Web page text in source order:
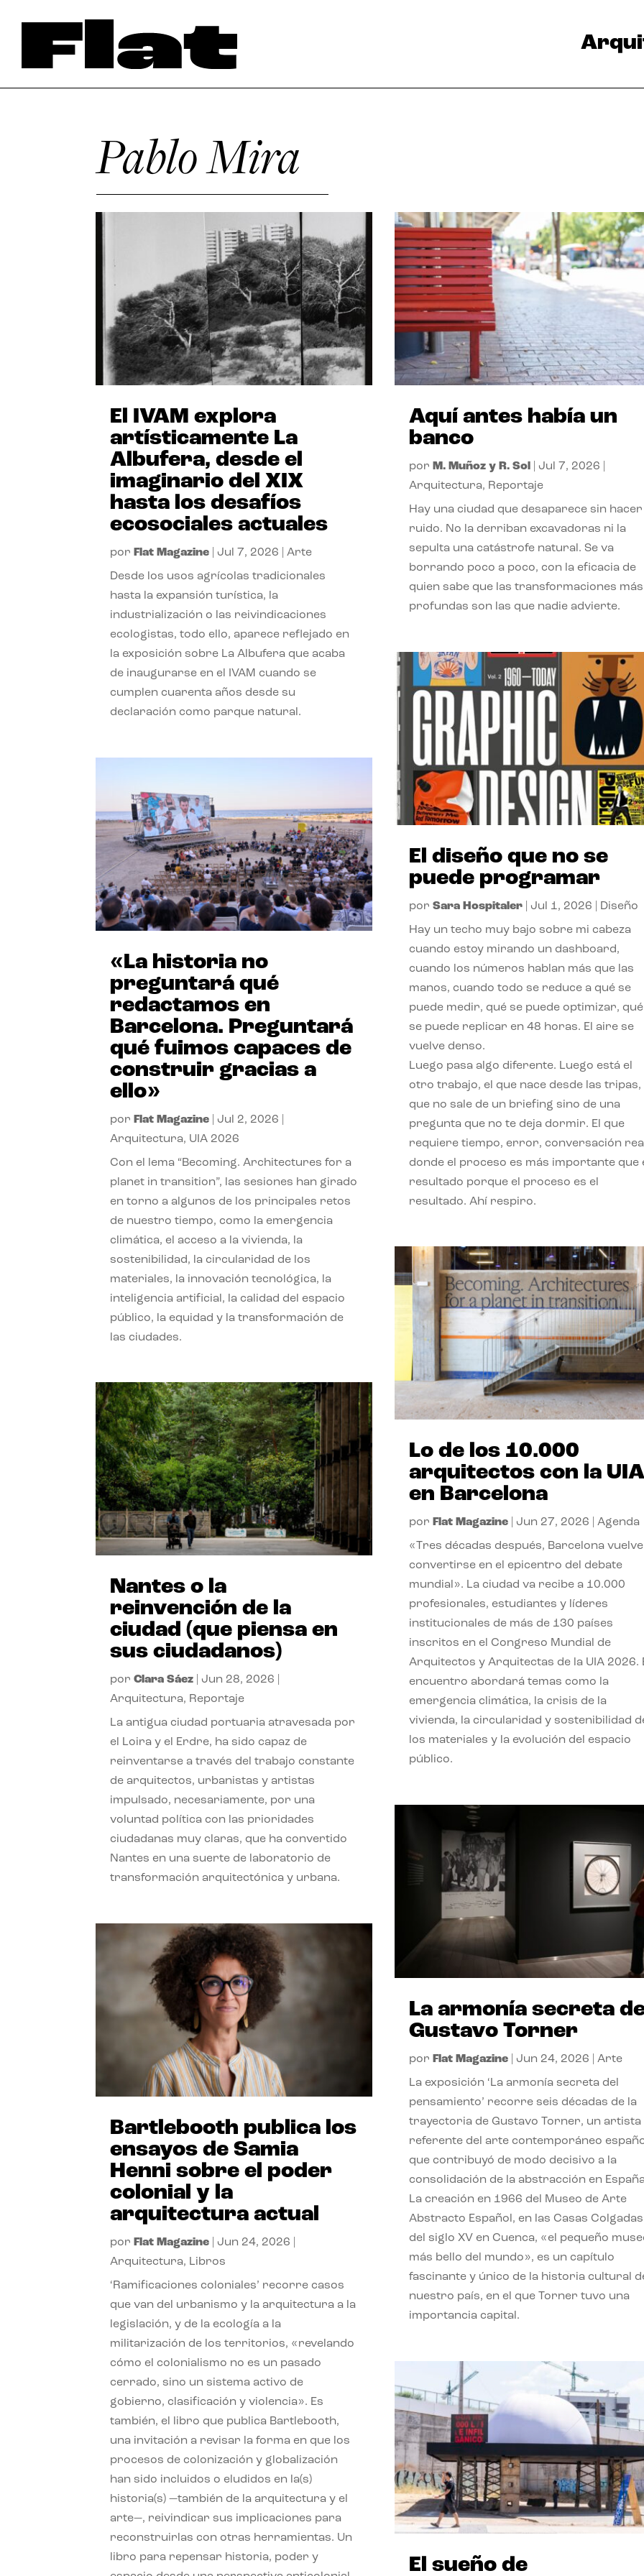
Pablo Mira
El IVAM explora
artísticamente La
Albufera, desde el
imaginario del XIX
hasta los desafíos
ecosociales actuales
por Flat Magazine Jul 7, 2026 |Arte
Desde los usos agrícolas tradicionales
hasta la expansión turística, la
industrialización o las reivindicaciones
ecologistas, todo ello, aparece reflejado en
la exposición sobre La Albufera que acaba
de inaugurarse en el IVAM cuando se
cumplen cuarenta años desde su
declaración como parque natural.
«La historia no
preguntará qué
redactamos en
Barcelona. Preguntará
qué fuimos capaces de
construir gracias a
ello»
por Flat Magazine Jul 2, 2026
Arquitectura, UIA 2026
Con el lema “Becoming. Architectures for a
planet in transition”, las sesiones han girado
en torno a algunos de los principales retos
de nuestro tiempo, como la emergencia
climática, el acceso a la vivienda, la
sostenibilidad, la circularidad de los
materiales, la innovación tecnológica, la
inteligencia artificial, la calidad del espacio
público, la equidad y la transformación de
las ciudades.
Nantes o la
reinvención de la
ciudad (que piensa en
sus ciudadanos)
porClara Sáez Jun 28, 2026
Arquitectura, Reportaje
La antigua ciudad portuaria atravesada por
el Loira y el Erdre, ha sido capaz de
reinventarse a través del trabajo constante
de arquitectos, urbanistas y artistas
impulsado, necesariamente, por una
voluntad política con las prioridades
ciudadanas muy claras, que ha convertido
Nantes en una suerte de laboratorio de
transformación arquitectónica y urbana.
Bartlebooth publica los
ensayos de Samia
Henni sobre el poder
colonial y la
arquitectura actual
por Flat Magazine Jun 24, 2026
Arquitectura, Libros
‘Ramificaciones coloniales’ recorre casos
que van del urbanismo y la arquitectura a la
legislación, y de la ecología a la
militarización de los territorios, «revelando
cómo el colonialismo no es un pasado
cerrado, sino un sistema activo de
gobierno, clasificación y violencia». Es
también, el libro que publica Bartlebooth,
una invitación a revisar la forma en que los
procesos de colonización y globalización
han sido incluidos o eludidos en la(s)
historia(s) —también de la arquitectura y el
arte—, reivindicar sus implicaciones para
reconstruirlas con otras herramientas. Un
libro para repensar historia, poder y
Aquí antes había un
banco
por M. Muñoz y R. Sol Jul 7, 2026
Arquitectura, Reportaje
Hay una ciudad que desaparece sin hacer
ruido. No la derriban excavadoras ni la
sepulta una catástrofe natural. Se va
borrando poco a poco, con la eficacia de
quien sabe que las transformaciones más
profundas son las que nadie advierte.
El diseño que no se
puede programar
por Sara Hospitaler| Jul 1, 2026 Diseño
Hay un techo muy bajo sobre mi cabeza
cuando estoy mirando un dashboard,
cuando los números hablan más que las
manos, cuando todo se reduce a qué se
puede medir, qué se puede optimizar, qué
se puede replicar en 48 horas. El aire se
vuelve denso.
Luego pasa algo diferente. Luego está el
otro trabajo, el que nace desde las tripas,
que no sale de un briefing sino de una
pregunta que no te deja dormir. El que
requiere tiempo, error, conversación
donde el proceso es más importante que
resultado porque el proceso es el
resultado. Ahí respiro.
Lo de los 10.000
arquitectos con la UIA
en Barcelona
por Flat Magazine| Jun 27, 2026 Agenda
«Tres décadas después, Barcelona vuelve
convertirse en el epicentro del debate
mundial». La ciudad va recibe a 10.000
profesionales, estudiantes y líderes
institucionales de más de 130 países
inscritos en el Congreso Mundial de
Arquitectos y Arquitectas de la UIA 2026.
encuentro abordará temas como la
emergencia climática, la crisis de la
vivienda, la circularidad y sostenibilidad
los materiales y la evolución del espacio
público.
La armonía secreta
Gustavo Torner
por Flat Magazine| Jun 24, 2026 Arte
La exposición ‘La armonía secreta del
pensamiento’ recorre seis décadas de la
trayectoria de Gustavo Torner, un artista
referente del arte contemporáneo
que contribuyó de modo decisivo a la
consolidación de la abstracción en
La creación en 1966 del Museo de Arte
Abstracto Español, en las Casas Colgadas
del siglo XV en Cuenca, «el pequeño
más bello del mundo», es un capítulo
fascinante y único de la historia cultural
nuestro país, en el que Torner tuvo una
importancia capital.
El sueño de